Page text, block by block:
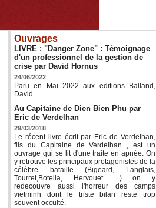
Ouvrages
LIVRE : "Danger Zone" : Témoignage
d'un professionnel de la gestion de
crise par David Hornus
24/06/2022
Paru en Mai 2022 aux editions Balland,
David...
Au Capitaine de Dien Bien Phu par
Eric de Verdelhan
29/03/2018
Le récent livre écrit par Eric de Verdelhan,
fils du Capitaine de Verdelhan , est un
ouvrage qui se lit d'une traite en apnée. On
y retrouve les principaux protagonistes de la
célèbre bataille (Bigeard, Langlais,
Tourret,Botella, Hervouet ...) on y
redecouvre aussi l'horreur des camps
vietminh dont le triste bilan reste trop
souvent occulté.